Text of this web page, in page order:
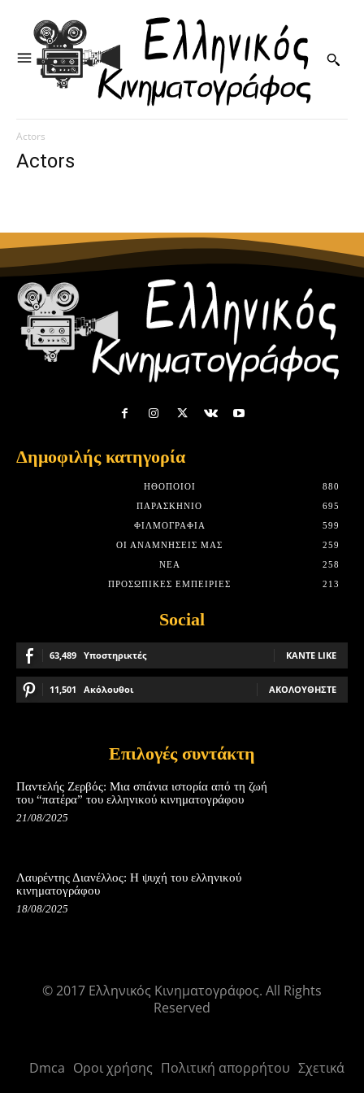
Actors
Actors
Δημοφιλής κατηγορία
HΘΟΠΟΙΟΊ
880
ΠΑΡΑΣΚΉΝΙΟ
695
ΦΙΛΜΟΓΡΑΦΊΑ
599
ΟΙ ΑΝΑΜΝΉΣΕΙΣ ΜΑΣ
259
ΝΈΑ
258
ΠΡΟΣΩΠΙΚΈΣ ΕΜΠΕΙΡΊΕΣ
213
Social
63,489 Υποστηρικτές ΚΆΝΤΕ LIKE
11,501 Ακόλουθοι ΑΚΟΛΟΥΘΉΣΤΕ
Επιλογές συντάκτη
Παντελής Ζερβός: Μια σπάνια ιστορία από τη ζωή
του “πατέρα” του ελληνικού κινηματογράφου
21/08/2025
Λαυρέντης Διανέλλος: Η ψυχή του ελληνικού
κινηματογράφου
18/08/2025
© 2017 Ελληνικός Κινηματογράφος. All Rights
Reserved
Dmca Οροι χρήσης Πολιτική απορρήτου Σχετικά